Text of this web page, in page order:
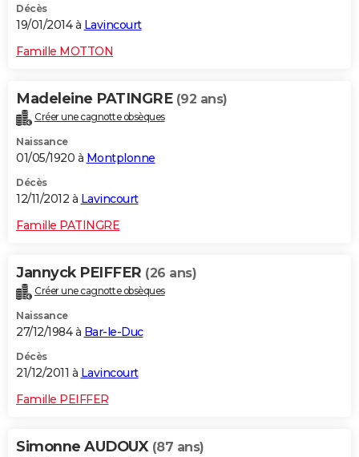
GUIDES D'ACHAT
Carte de Noël
Carte Bonne année
Carte Saint-Valentin
Carte Pâques
Carte d'anniversaire
DICTIONNAIRE
Dictionnaire
Biographies
Citations
Expressions
Proverbes
PROGRAMME TV
S'inscrire
Se connecter
Lycées
Collèges
Primaires
Universités
Entreprises
Service militaire
Avis de recherche
AVIS DE DÉCÈS
FORUM
Décès
19/01/2014 à Lavincourt
Famille MOTTON
Madeleine PATINGRE (92 ans)
Créer une cagnotte obsèques
Naissance
01/05/1920 à Montplonne
Décès
12/11/2012 à Lavincourt
Famille PATINGRE
Jannyck PEIFFER (26 ans)
Créer une cagnotte obsèques
Naissance
27/12/1984 à Bar-le-Duc
Décès
21/12/2011 à Lavincourt
Famille PEIFFER
Simonne AUDOUX (87 ans)